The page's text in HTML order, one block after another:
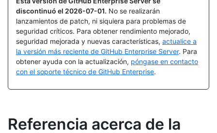
discontinuó el 2026-07-01. No se realizarán
lanzamientos de patch, ni siquiera para problemas de
seguridad críticos. Para obtener rendimiento mejorado,
seguridad mejorada y nuevas características, actualice a
la versión más reciente de GitHub Enterprise Server. Para
obtener ayuda con la actualización, póngase en contacto
con el soporte técnico de GitHub Enterprise.
Referencia acerca de la